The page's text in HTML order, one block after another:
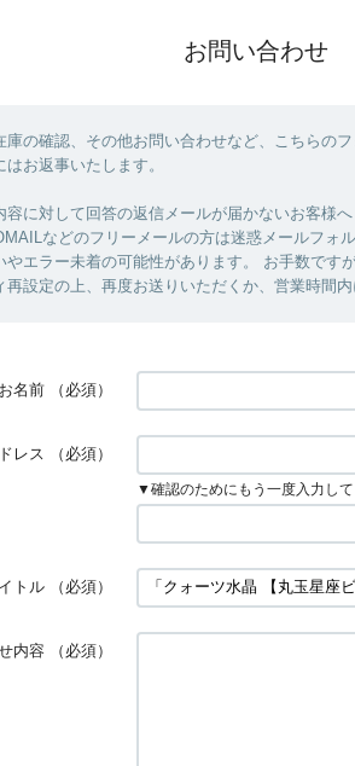
お問い合わせ
庫の確認、その他お問い合わせなど、こちらの
お返事いたします。
容に対して回答の返信メールが届かないお客様へ
などのフリーメールの方は迷惑メールフォ
エラー未着の可能性があります。 お手数です
再設定の上、再度お送りいただくか、営業時間内
お名前 （必須）
レス （必須）
▼確認のためにもう一度入力して
トル （必須）
内容 （必須）